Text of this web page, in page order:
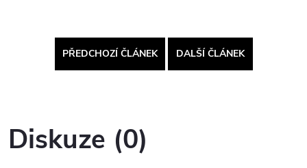
PŘEDCHOZÍ ČLÁNEK DALŠÍ ČLÁNEK
Diskuze (0)